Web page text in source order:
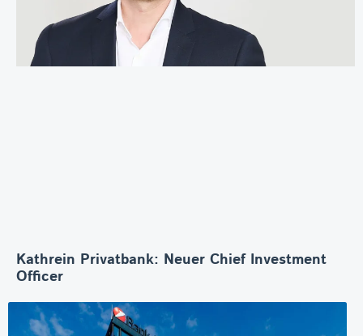
Kathrein Privatbank: Neuer Chief Investment
Officer